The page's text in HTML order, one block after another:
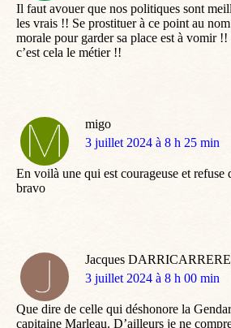
Il faut avouer que nos politiques sont
les vrais !! Se prostituer à ce point au
morale pour garder sa place est à vomir
c’est cela le métier !!
migo
dit
3 juillet 2024 à 8 h 25 min
En voilà une qui est courageuse et refuse
bravo
Jacques DARRICARRERE
dit
3 juillet 2024 à 8 h 00 min
Que dire de celle qui déshonore la
capitaine Marleau. D’ailleurs je ne